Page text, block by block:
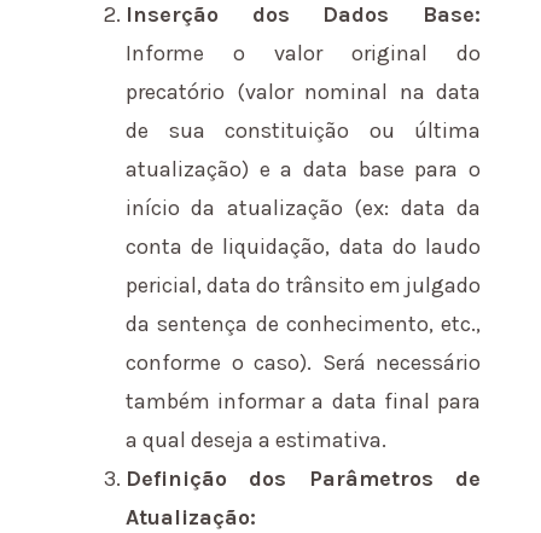
Inserção dos Dados Base:
Informe o valor original do
precatório (valor nominal na data
de sua constituição ou última
atualização) e a data base para o
início da atualização (ex: data da
conta de liquidação, data do laudo
pericial, data do trânsito em julgado
da sentença de conhecimento, etc.,
conforme o caso). Será necessário
também informar a data final para
a qual deseja a estimativa.
Definição dos Parâmetros de
Atualização: